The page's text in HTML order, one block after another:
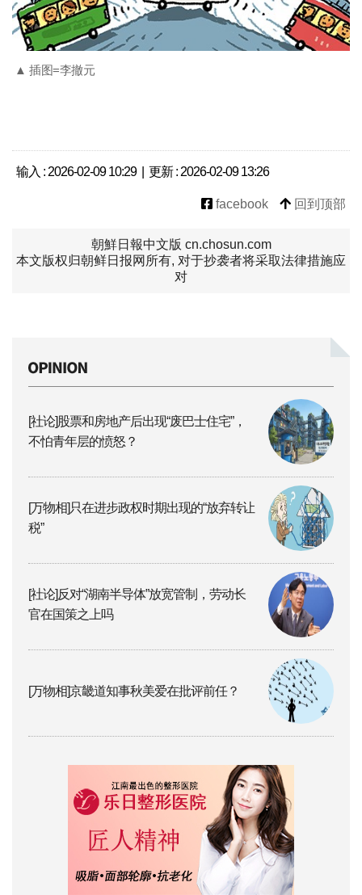
▲ 插图=李撤元
输入 : 2026-02-09 10:29 | 更新 : 2026-02-09 13:26
facebook 回到顶部
朝鮮日報中文版 cn.chosun.com
本文版权归朝鲜日报网所有, 对于抄袭者将采取法律措施应
对
[社论]股票和房地产后出现“废巴士住宅”，
不怕青年层的愤怒？
[万物相]只在进步政权时期出现的“放弃转让
税”
[社论]反对“湖南半导体”放宽管制，劳动长
官在国策之上吗
[万物相]京畿道知事秋美爱在批评前任？